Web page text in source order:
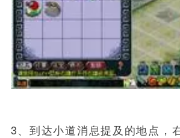
3、到达小道消息提及的地点，